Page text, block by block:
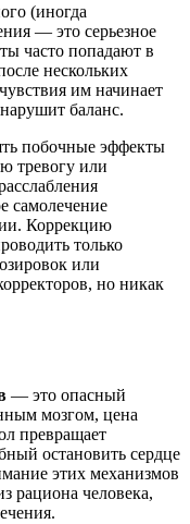
(иногда
— это серьезное
часто попадают в
нескольких
им начинает
баланс.
побочные эффекты
тревогу или
самолечение
Коррекцию
только
или
но никак
— это опасный
мозгом, цена
превращает
остановить сердце
этих механизмов
рациона человека,